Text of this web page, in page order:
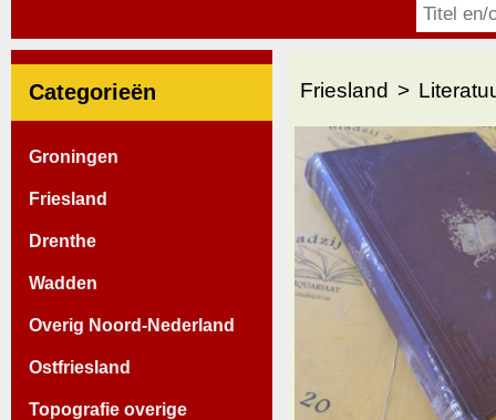
Categorieën
Groningen
Friesland
Drenthe
Wadden
Overig Noord-Nederland
Ostfriesland
Topografie overige
Friesland